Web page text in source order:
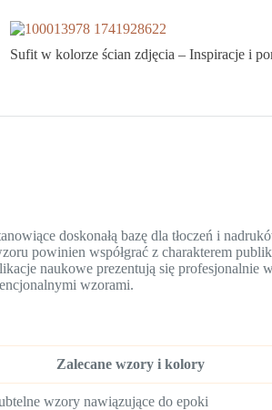
Sufit w kolorze ścian zdjęcia – Inspiracje i
doskonałą bazę dla tłoczeń i
powinien współgrać z charakterem
naukowe prezentują się profesjonalnie
wzorami.
Zalecane wzory i kolory
wzory nawiązujące do epoki